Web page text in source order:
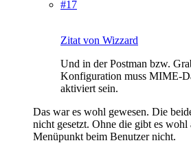
#17
Zitat von Wizzard
Und in der Postman bzw.
Konfiguration muss MIME-
aktiviert sein.
Das war es wohl gewesen. Die
nicht gesetzt. Ohne die gibt es
Menüpunkt beim Benutzer nicht.